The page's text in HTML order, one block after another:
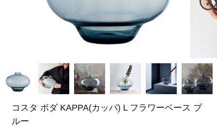
コスタ ボダ KAPPA(カッパ) L フラワーベース ブ
ルー